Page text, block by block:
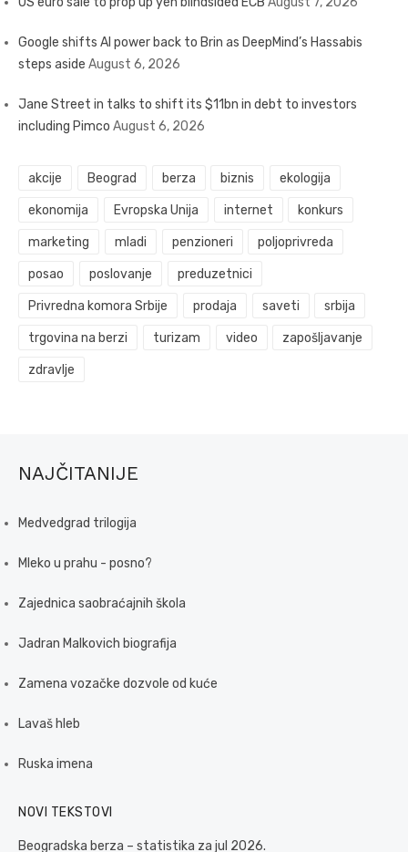
Google shifts AI power back to Brin as DeepMind’s Hassabis
steps aside August 6, 2026
Jane Street in talks to shift its $11bn in debt to investors
including Pimco August 6, 2026
akcije Beograd berza biznis ekologija
ekonomija Evropska Unija internet konkurs
marketing mladi penzioneri poljoprivreda
posao poslovanje preduzetnici
Privredna komora Srbije prodaja saveti srbija
trgovina na berzi turizam video zapošljavanje
zdravlje
NAJČITANIJE
Medvedgrad trilogija
Mleko u prahu - posno?
Zajednica saobraćajnih škola
Jadran Malkovich biografija
Zamena vozačke dozvole od kuće
Lavaš hleb
Ruska imena
NOVI TEKSTOVI
Beogradska berza – statistika za jul 2026.